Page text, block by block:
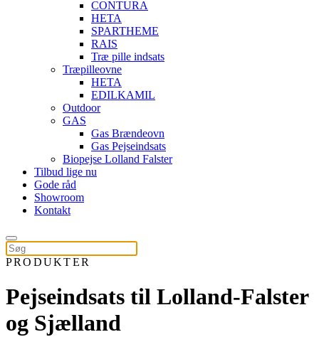
CONTURA
HETA
SPARTHEME
RAIS
Træ pille indsats
Træpilleovne
HETA
EDILKAMIL
Outdoor
GAS
Gas Brændeovn
Gas Pejseindsats
Biopejse Lolland Falster
Tilbud lige nu
Gode råd
Showroom
Kontakt
PRODUKTER
Pejseindsats til Lolland-Falster
og Sjælland